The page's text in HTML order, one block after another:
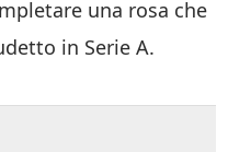
una rosa che
in Serie A.